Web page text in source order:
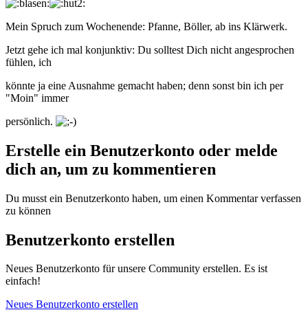
Mein Spruch zum Wochenende: Pfanne, Böller, ab ins Klärwerk.
Jetzt gehe ich mal konjunktiv: Du solltest Dich nicht angesprochen
fühlen, ich
könnte ja eine Ausnahme gemacht haben; denn sonst bin ich per
"Moin" immer
persönlich.
Erstelle ein Benutzerkonto oder melde
dich an, um zu kommentieren
Du musst ein Benutzerkonto haben, um einen Kommentar verfassen
zu können
Benutzerkonto erstellen
Neues Benutzerkonto für unsere Community erstellen. Es ist
einfach!
Neues Benutzerkonto erstellen